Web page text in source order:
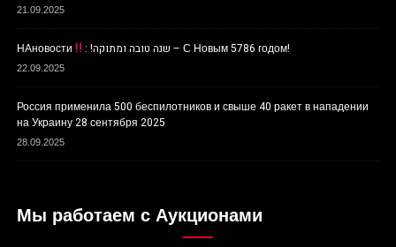
21.09.2025
НАновости : !שנה טובה ומתוקה – С Новым 5786 годом!
22.09.2025
Россия применила 500 беспилотников и свыше 40 ракет в нападении
на Украину 28 сентября 2025
28.09.2025
Мы работаем с Аукционами